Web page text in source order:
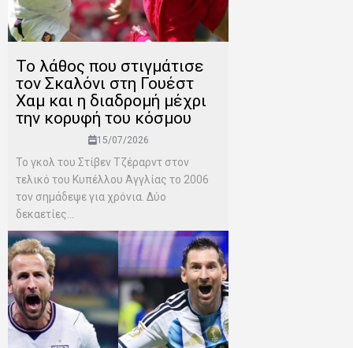
Το λάθος που στιγμάτισε
τον Σκαλόνι στη Γουέστ
Χαμ και η διαδρομή μέχρι
την κορυφή του κόσμου
15/07/2026
Το γκολ του Στίβεν Τζέραρντ στον
τελικό του Κυπέλλου Αγγλίας το 2006
τον σημάδεψε για χρόνια. Δύο
δεκαετίες...